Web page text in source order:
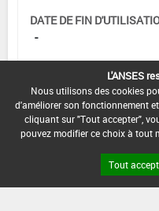
DATE DE FIN
-
L'ANSES
Nous utilisons des cookies
d'améliorer son fonctionnement
cliquant sur "Tout accepter",
pouvez modifier ce choix à tout
Tout